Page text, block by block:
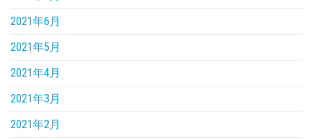
2021年6月
2021年5月
2021年4月
2021年3月
2021年2月